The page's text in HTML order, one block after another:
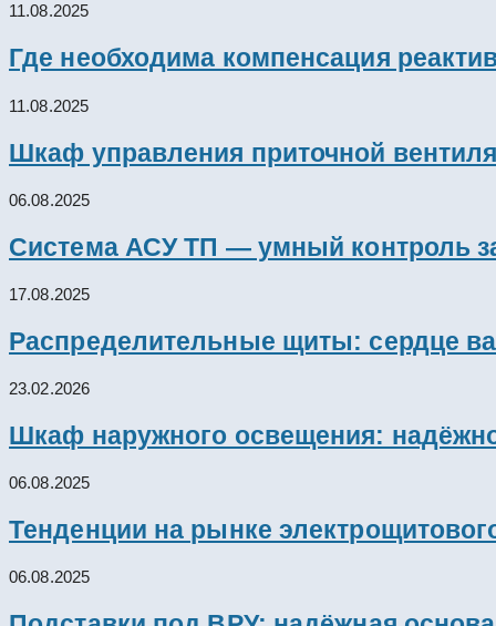
11.08.2025
Где необходима компенсация
11.08.2025
Шкаф управления приточной
06.08.2025
Система АСУ ТП — умный контроль
17.08.2025
Распределительные щиты: сердце
23.02.2026
Шкаф наружного освещения:
06.08.2025
Тенденции на рынке
06.08.2025